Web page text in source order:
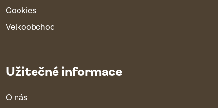
Cookies
Velkoobchod
Užitečné informace
O nás